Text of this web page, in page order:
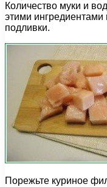
Количество муки и
этими ингредиентами
подливки.
Порежьте куриное